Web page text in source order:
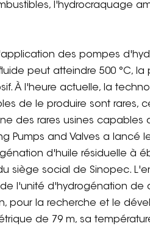
l'hydrocraquage
des pompes
peut atteindre 500 °C,
À l'heure actuelle, la
de le produire sont rares,
des rares usines
Pumps and Valves a
d'huile résiduelle à
siège social de Sinopec.
l'unité d'hydrogénation de
pour la recherche et le
de 79 m, sa